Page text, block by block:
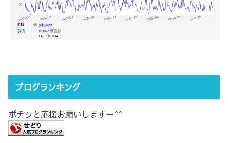
ブログランキング
ポチッと応援お願いしますー^^